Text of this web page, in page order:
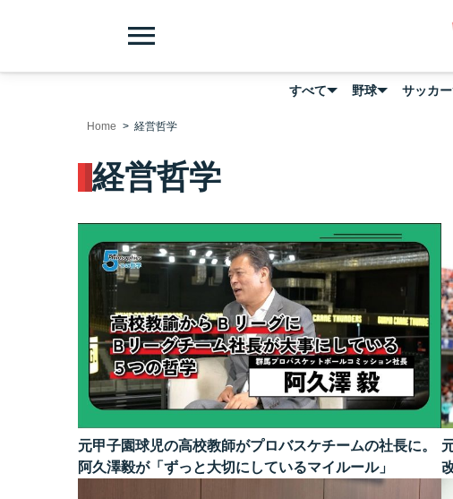
menu
すべて 野球 サッカー
Home 経営哲学
経営哲学
元甲子園球児の高校教師がプロバスケチームの社長に。
阿久澤毅が「ずっと大切にしているマイルール」